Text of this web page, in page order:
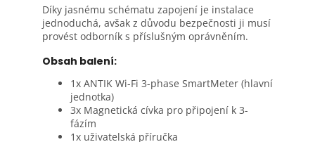
Díky jasnému schématu zapojení je instalace
jednoduchá, avšak z důvodu bezpečnosti ji musí
provést odborník s příslušným oprávněním.
Obsah balení:
1x ANTIK Wi-Fi 3-phase SmartMeter (hlavní
jednotka)
3x Magnetická cívka pro připojení k 3-
fázím
1x uživatelská příručka